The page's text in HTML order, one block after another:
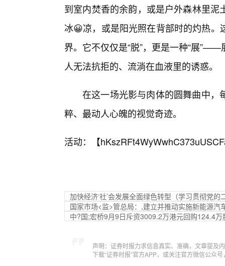
到室内焚香的余韵，或是户外森林里
冰😀凉，或是阳光照在背部时的灼热
界。它不仅仅是“脱”，更是一种“展
人无法抗拒的、流淌在血液里的诱惑。
在这一场光影与肉体的圆舞曲中，
粹、最动人心魄的视觉奇迹。
活动：【
加快经济‘社’会发展全面绿色转型（学习贯彻党
国家市场<监>管总局：,建立并推动实施新能源汽
中?国;宏桥9月9日斥资3009.2万港元回购124.4万
声明：证券时报力求信息真实、准确，文章提及
下载“证券时报”官方APP，或关注官方微信公众